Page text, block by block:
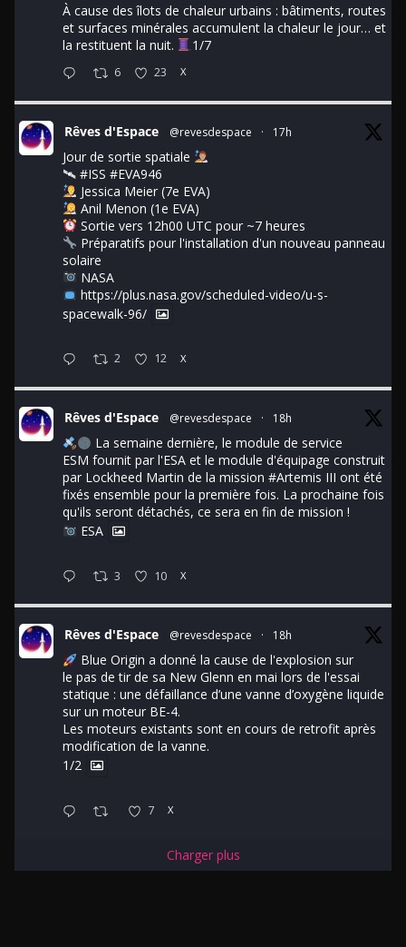
À cause des îlots de chaleur urbains : bâtiments, routes
et surfaces minérales accumulent la chaleur le jour… et
la restituent la nuit.
1/7
6 23 X
Rêves d'Espace @revesdespace · 17h
Jour de sortie spatiale
🛰 #ISS #EVA946
Jessica Meier (7e EVA)
Anil Menon (1e EVA)
Sortie vers 12h00 UTC pour ~7 heures
Préparatifs pour l'installation d'un nouveau panneau
solaire
NASA
https://plus.nasa.gov/scheduled-video/u-s-
spacewalk-96/
2 12 X
Rêves d'Espace @revesdespace · 18h
La semaine dernière, le module de service
ESM fournit par l'ESA et le module d'équipage construit
par Lockheed Martin de la mission #Artemis III ont été
fixés ensemble pour la première fois. La prochaine fois
qu'ils seront détachés, ce sera en fin de mission !
ESA
3 10 X
Rêves d'Espace @revesdespace · 18h
Blue Origin a donné la cause de l'explosion sur
le pas de tir de sa New Glenn en mai lors de l'essai
statique : une défaillance d’une vanne d’oxygène liquide
sur un moteur BE-4.
Les moteurs existants sont en cours de retrofit après
modification de la vanne.
1/2
7 X
Charger plus